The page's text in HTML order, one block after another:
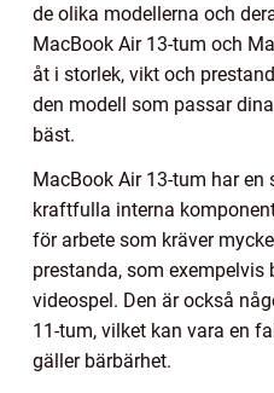
de olika modellerna och
MacBook Air 13-tum och
åt i storlek, vikt och
den modell som passar
bäst.
MacBook Air 13-tum har en
kraftfulla interna
för arbete som kräver
prestanda, som exempelvis
videospel. Den är också
11-tum, vilket kan vara en
gäller bärbärhet.